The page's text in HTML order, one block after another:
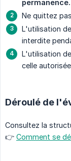
permanence.
Ne quittez
L'utilisation
interdite
L'utilisation
celle
Déroulé de
Consultez la
👉 Comment se